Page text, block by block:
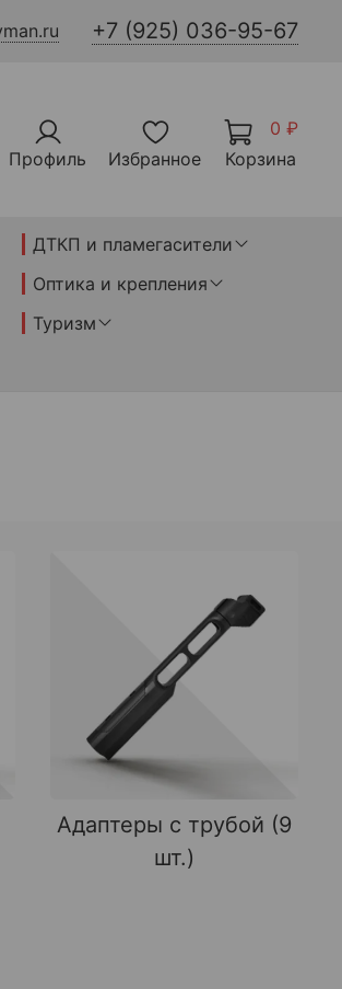
+7 (925) 036-95-67
Профиль Избранное
0 ₽
Корзина
ДТКП и пламегасители
Оптика и крепления
Туризм
Адаптеры с трубой (9
шт.)